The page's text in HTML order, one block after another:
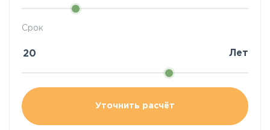
Срок
Лет
Уточнить расчёт